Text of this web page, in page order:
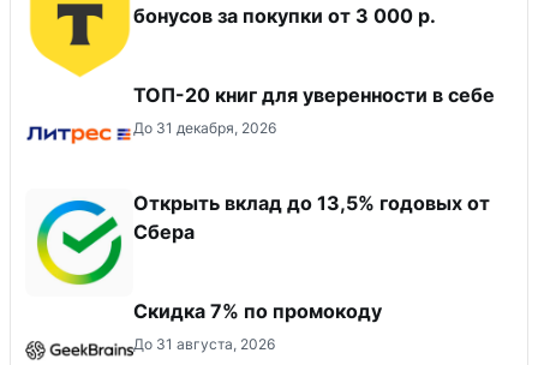
бонусов за покупки от 3 000 р.
ТОП-20 книг для уверенности в себе
До 31 декабря, 2026
Открыть вклад до 13,5% годовых от
Сбера
Скидка 7% по промокоду
До 31 августа, 2026